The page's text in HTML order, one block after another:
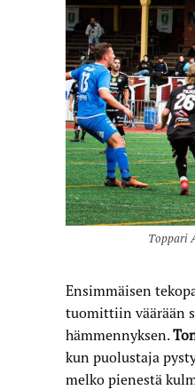
Toppari
Ensimmäisen
tuomittiin väärään
hämmennyksen.
kun puolustaja
melko pienestä